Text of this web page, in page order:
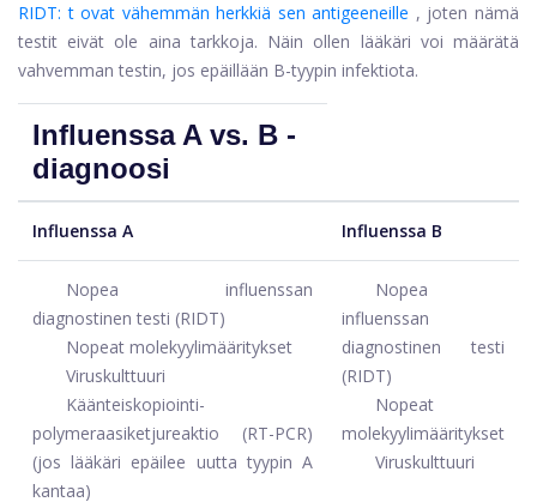
RIDT: t ovat vähemmän herkkiä sen antigeeneille , joten nämä
testit eivät ole aina tarkkoja. Näin ollen lääkäri voi määrätä
vahvemman testin, jos epäillään B-tyypin infektiota.
Influenssa A vs. B -
diagnoosi
Influenssa A Influenssa B
Nopea influenssan
diagnostinen testi (RIDT)
Nopeat molekyylimääritykset
Viruskulttuuri
Käänteiskopiointi-
polymeraasiketjureaktio (RT-PCR)
(jos lääkäri epäilee uutta tyypin A
kantaa)
Nopea
influenssan
diagnostinen testi
(RIDT)
Nopeat
molekyylimääritykset
Viruskulttuuri